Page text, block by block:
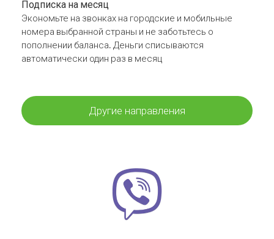
Подписка на месяц
Экономьте на звонках на городские и мобильные
номера выбранной страны и не заботьтесь о
пополнении баланса. Деньги списываются
автоматически один раз в месяц
Другие направления